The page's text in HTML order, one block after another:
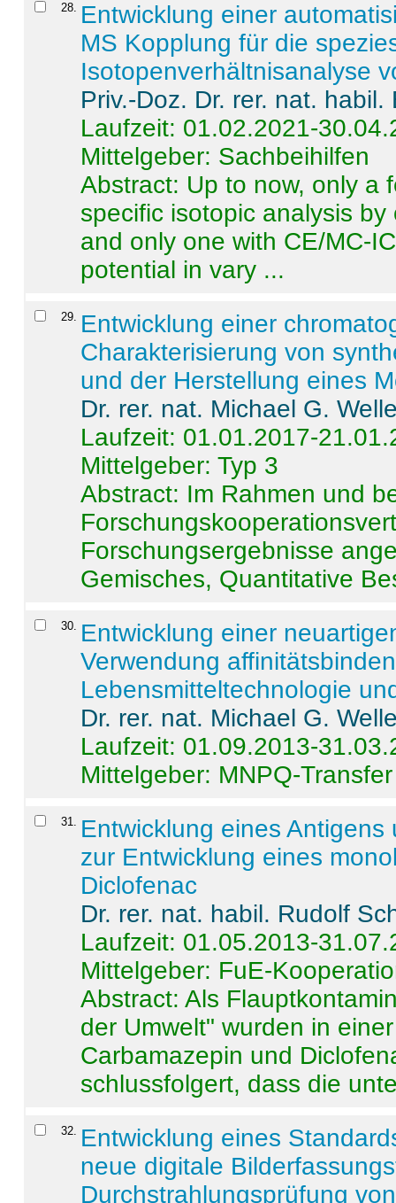
28. Entwicklung einer
MS Kopplung für die
Isotopenverhältnisanalyse
Priv.-Doz. Dr. rer. nat.
Laufzeit: 01.02.2021-
Mittelgeber: Sachbeihilfen
Abstract: Up to now, only a
specific isotopic analysis
and only one with CE/MC-
potential in vary ...
29. Entwicklung einer
Charakterisierung von
und der Herstellung eines
Dr. rer. nat. Michael G.
Laufzeit: 01.01.2017-
Mittelgeber: Typ 3
Abstract: Im Rahmen und
Forschungsergebnisse
Gemisches, Quantitative
30. Entwicklung einer
Verwendung
Lebensmitteltechnologie
Dr. rer. nat. Michael G.
Laufzeit: 01.09.2013-
Mittelgeber: MNPQ-Transfer
31. Entwicklung eines
zur Entwicklung eines
Diclofenac
Dr. rer. nat. habil. Rudolf
Laufzeit: 01.05.2013-
Mittelgeber: FuE-
Abstract:Als
der Umwelt" wurden in
Carbamazepin und
schlussfolgert, dass die
32. Entwicklung eines
neue digitale
Durchstrahlungsprüfung